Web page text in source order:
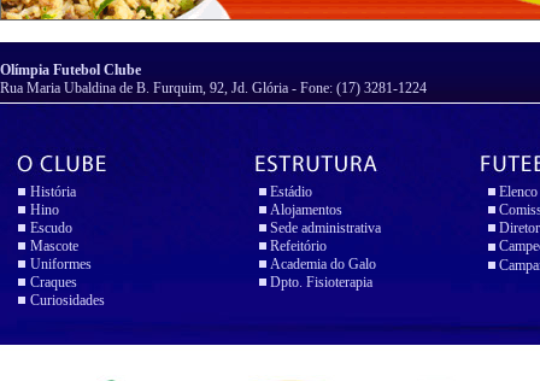
Olímpia Futebol Clube
Rua Maria Ubaldina de B. Furquim, 92, Jd. Glória - Fone: (17) 3281-1224
História
Hino
Escudo
Mascote
Uniformes
Craques
Curiosidades
Estádio
Alojamentos
Sede administrativa
Refeitório
Academia do Galo
Dpto. Fisioterapia
Elenco